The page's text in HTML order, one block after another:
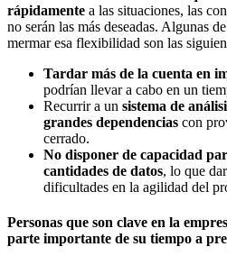
rápidamente a las situaciones, las
no serán las más deseadas. Algunas
mermar esa flexibilidad son las
Tardar más de la cuenta en
podrían llevar a cabo en un
Recurrir a un sistema de
grandes dependencias con
cerrado.
No disponer de capacidad
cantidades de datos, lo que
dificultades en la agilidad del
Personas que son clave en la
parte importante de su tiempo a